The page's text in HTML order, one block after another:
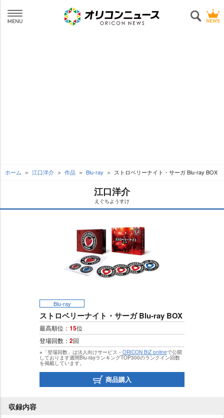
ホーム 江口洋介 作品 Blu-ray ストロベリーナイト・サーガ Blu-ray BOX
江口洋介
えぐちようすけ
Blu-ray
ストロベリーナイト・サーガ Blu-ray BOX
最高順位： 15位
登場回数： 2回
※「登場回数」は法人向けサービス・ ORICON BiZ onlineで公開
しております週間Blu-rayランキングTOP300のランクイン回数
を掲載しています。
商品購入
収録内容